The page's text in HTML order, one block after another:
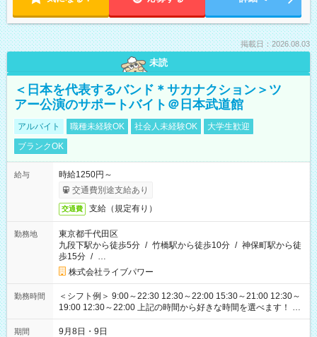
掲載日：2026.08.03
未読
＜日本を代表するバンド＊サカナクション＞ツ
アー公演のサポートバイト＠日本武道館
アルバイト 職種未経験OK 社会人未経験OK
大学生歓迎
ブランクOK
給与
時給1250円～
交通費別途支給あり
交通費 支給（規定有り）
勤務地
東京都千代田区
九段下駅から徒歩5分 / 竹橋駅から徒歩10分 / 神保町駅から徒
歩15分 / …
株式会社ライブパワー
勤務時間
＜シフト例＞ 9:00～22:30 12:30～22:00 15:30～21:00 12:30～
19:00 12:30～22:00 上記の時間から好きな時間を選べます！ ※
時間は変更となる可能性があります
期間 9月8日・9日